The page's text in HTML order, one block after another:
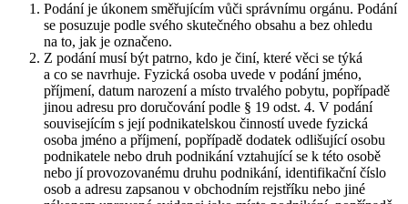
Podání je úkonem směřujícím vůči správnímu orgánu. Podání
se posuzuje podle svého skutečného obsahu a bez ohledu
na to, jak je označeno.
Z podání musí být patrno, kdo je činí, které věci se týká
a co se navrhuje. Fyzická osoba uvede v podání jméno,
příjmení, datum narození a místo trvalého pobytu, popřípadě
jinou adresu pro doručování podle § 19 odst. 4. V podání
souvisejícím s její podnikatelskou činností uvede fyzická
osoba jméno a příjmení, popřípadě dodatek odlišující osobu
podnikatele nebo druh podnikání vztahující se k této osobě
nebo jí provozovanému druhu podnikání, identifikační číslo
osob a adresu zapsanou v obchodním rejstříku nebo jiné